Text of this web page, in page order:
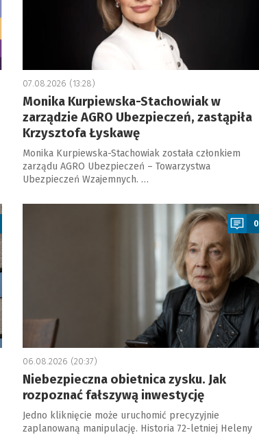
07.08.2026 (13:28)
Monika Kurpiewska-Stachowiak w
zarządzie AGRO Ubezpieczeń, zastąpiła
Krzysztofa Łyskawę
Monika Kurpiewska-Stachowiak została członkiem
zarządu AGRO Ubezpieczeń – Towarzystwa
Ubezpieczeń Wzajemnych. …
a
0
06.08.2026 (20:37)
Niebezpieczna obietnica zysku. Jak
rozpoznać fałszywą inwestycję
Jedno kliknięcie może uruchomić precyzyjnie
zaplanowaną manipulację. Historia 72-letniej Heleny